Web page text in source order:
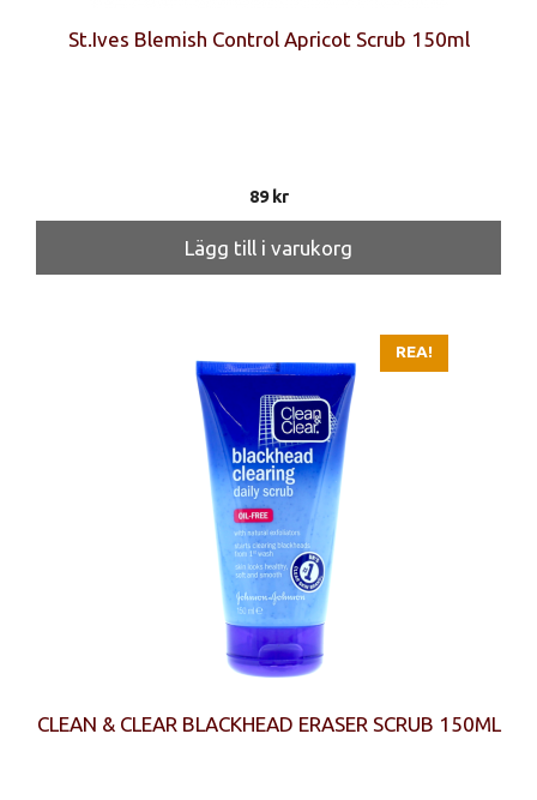
St.Ives Blemish Control Apricot Scrub 150ml
89kr
Lägg till i varukorg
REA!
CLEAN & CLEAR BLACKHEAD ERASER SCRUB 150ML